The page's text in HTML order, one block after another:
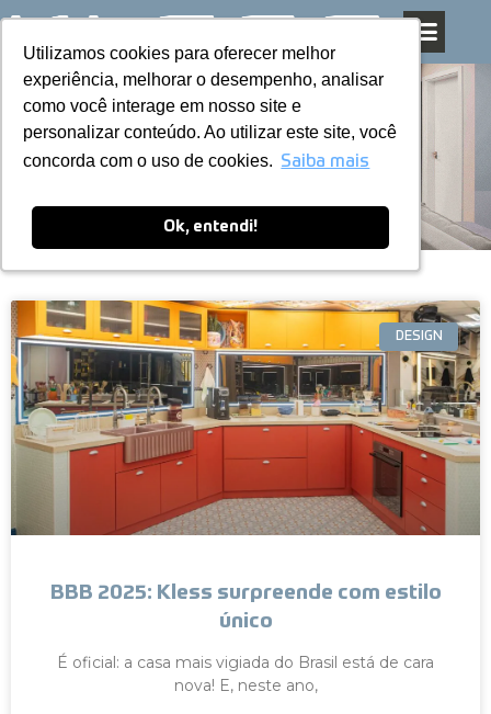
Utilizamos cookies para oferecer melhor
experiência, melhorar o desempenho, analisar
como você interage em nosso site e
personalizar conteúdo. Ao utilizar este site, você
concorda com o uso de cookies. Saiba mais
Ok, entendi!
Utilizamos cookies para oferecer melhor
experiência, melhorar o desempenho, analisar
como você interage em nosso site e
personalizar conteúdo. Ao utilizar este site, você
concorda com o uso de cookies. Saiba mais
Ok, entendi!
Pular
para
o
conteúdo
Blog
DESIGN
BBB 2025: Kless surpreende com estilo
único
É oficial: a casa mais vigiada do Brasil está de cara
nova! E, neste ano,